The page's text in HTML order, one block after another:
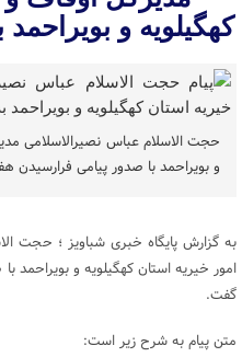
کهگیلویه و
حجت الاسلام عباس نصیرالاسلامی
و بویراحمد با صدور پیامی فرارسیدن
به گزارش پایگاه خبری شباویز ؛ حجت
امور خیریه استان کهگیلویه و بویراحمد
گفت.
متن پیام به شرح زیر است: